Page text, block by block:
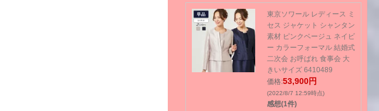
東京ソワール レディース ミ
セス ジャケット シャンタン
素材 ピンクベージュ ネイビ
ー カラーフォーマル 結婚式
二次会 お呼ばれ 食事会 大
きいサイズ 6410489
価格:53,900円
(2022/8/7 12:59時点)
感想(1件)